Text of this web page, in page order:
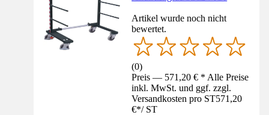
Artikel wurde noch nicht
bewertet.
(0)
Preis — 571,20 € * Alle Preise
inkl. MwSt. und ggf. zzgl.
Versandkosten pro ST571,20
€*/ ST